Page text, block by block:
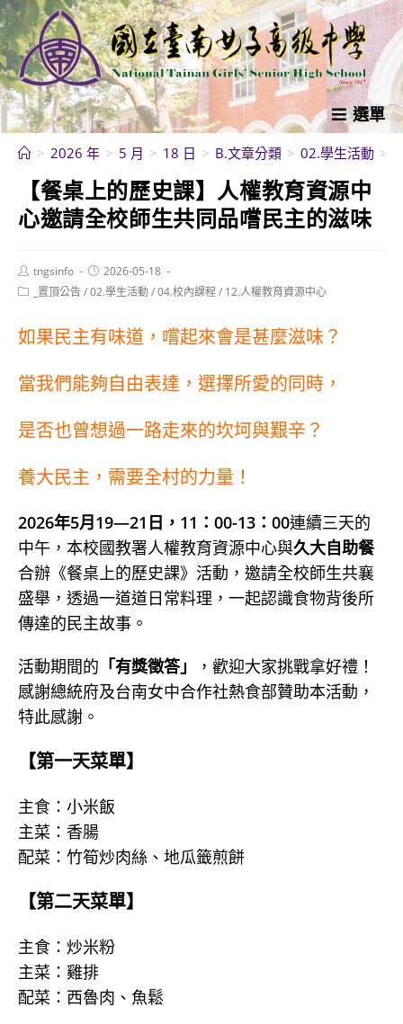
跳
轉
至
主
要
內
選單
> 2026 年 > 5 月 > 18 日 > B.文章分類 > 02.學生活動 >
【餐桌上的歷史課】人權教育資源中
心邀請全校師生共同品嚐民主的滋味
Post
author:
tngsinfo
Post
published:
2026-05-18
Post _置頂公告/02.學生活動/04.校內課程 / 12.人權教育資源中心
如果民主有味道，嚐起來會是甚麼滋味？
當我們能夠自由表達，選擇所愛的同時，
是否也曾想過一路走來的坎坷與艱辛？
養大民主，需要全村的力量！
2026年5月19—21日，11：00-13：00連續三天的
中午，本校國教署人權教育資源中心與久大自助餐
合辦《餐桌上的歷史課》活動，邀請全校師生共襄
盛舉，透過一道道日常料理，一起認識食物背後所
傳達的民主故事。
活動期間的 「有獎徵答」
，歡迎大家挑戰拿好禮！
感謝總統府及台南女中合作社熱食部贊助本活動，
特此感謝。
【第一天菜單】
主食：小米飯
主菜：香腸
配菜：竹筍炒肉絲、地瓜籤煎餅
【第二天菜單】
主食：炒米粉
主菜：雞排
配菜：西魯肉、魚鬆